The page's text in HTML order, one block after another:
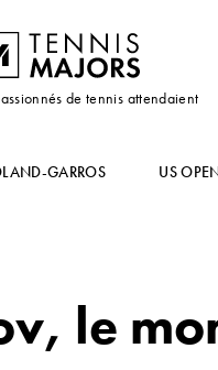
de tennis attendaient
GARROS US
le